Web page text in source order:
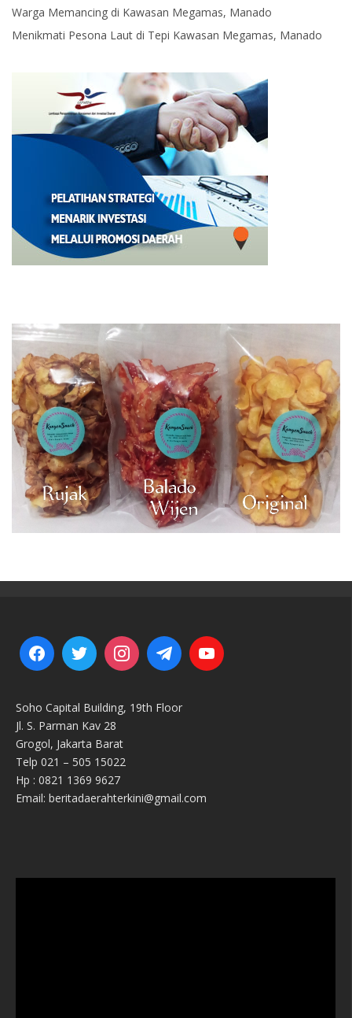
Warga Memancing di Kawasan Megamas, Manado
Menikmati Pesona Laut di Tepi Kawasan Megamas, Manado
Soho Capital Building, 19th Floor
Jl. S. Parman Kav 28
Grogol, Jakarta Barat
Telp 021 – 505 15022
Hp : 0821 1369 9627
Email: beritadaerahterkini@gmail.com